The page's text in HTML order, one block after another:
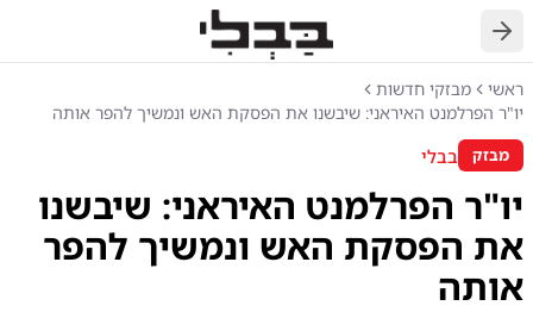
חזרה
ראשי
מבזקי חדשות
יו"ר הפרלמנט האיראני: שיבשנו את הפסקת האש ונמשיך להפר אותה
מבזק בבלי
יו"ר הפרלמנט האיראני: שיבשנו
את הפסקת האש ונמשיך להפר
אותה